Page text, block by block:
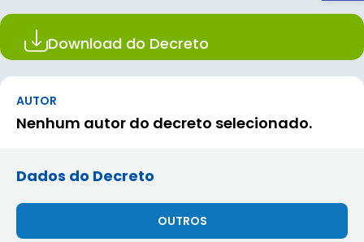
Download do Decreto
AUTOR
Nenhum autor do decreto selecionado.
Dados do Decreto
OUTROS